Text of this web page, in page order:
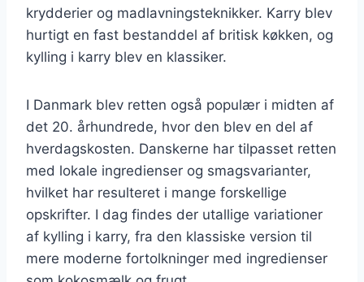
krydderier og madlavningsteknikker. Karry blev
hurtigt en fast bestanddel af britisk køkken, og
kylling i karry blev en klassiker.
I Danmark blev retten også populær i midten af
det 20. århundrede, hvor den blev en del af
hverdagskosten. Danskerne har tilpasset retten
med lokale ingredienser og smagsvarianter,
hvilket har resulteret i mange forskellige
opskrifter. I dag findes der utallige variationer
af kylling i karry, fra den klassiske version til
mere moderne fortolkninger med ingredienser